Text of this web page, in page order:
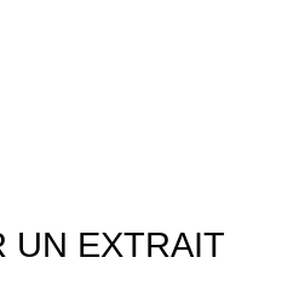
UN EXTRAIT